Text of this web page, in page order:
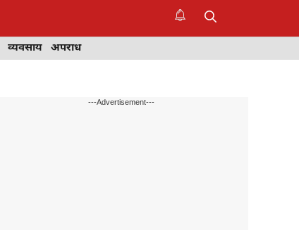
व्यवसाय अपराध
---Advertisement---